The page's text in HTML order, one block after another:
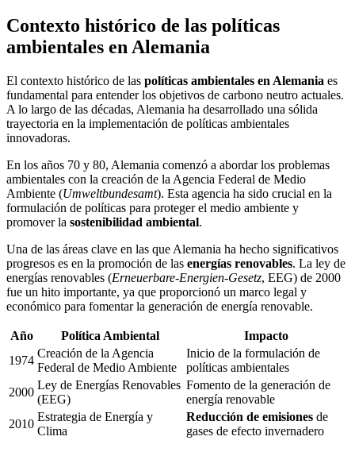
Contexto histórico de las políticas
ambientales en Alemania
El contexto histórico de las políticas ambientales en Alemania es
fundamental para entender los objetivos de carbono neutro actuales.
A lo largo de las décadas, Alemania ha desarrollado una sólida
trayectoria en la implementación de políticas ambientales
innovadoras.
En los años 70 y 80, Alemania comenzó a abordar los problemas
ambientales con la creación de la Agencia Federal de Medio
Ambiente (Umweltbundesamt). Esta agencia ha sido crucial en la
formulación de políticas para proteger el medio ambiente y
promover la sostenibilidad ambiental.
Una de las áreas clave en las que Alemania ha hecho significativos
progresos es en la promoción de las energías renovables. La ley de
energías renovables (Erneuerbare-Energien-Gesetz, EEG) de 2000
fue un hito importante, ya que proporcionó un marco legal y
económico para fomentar la generación de energía renovable.
Año Política Ambiental
Impacto
1974
Creación de la Agencia
Federal de Medio Ambiente
Inicio de la formulación de
políticas ambientales
2000
Ley de Energías Renovables
(EEG)
Fomento de la generación de
energía renovable
2010
Estrategia de Energía y
Clima
Reducción de emisiones de
gases de efecto invernadero